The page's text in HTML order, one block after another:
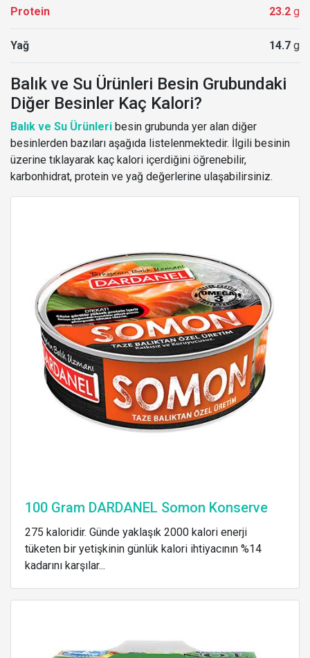
Protein 23.2 g
Yağ 14.7 g
Balık ve Su Ürünleri Besin Grubundaki
Diğer Besinler Kaç Kalori?
Balık ve Su Ürünleri besin grubunda yer alan diğer
besinlerden bazıları aşağıda listelenmektedir. İlgili besinin
üzerine tıklayarak kaç kalori içerdiğini öğrenebilir,
karbonhidrat, protein ve yağ değerlerine ulaşabilirsiniz.
100 Gram DARDANEL Somon Konserve
275 kaloridir. Günde yaklaşık 2000 kalori enerji
tüketen bir yetişkinin günlük kalori ihtiyacının %14
kadarını karşılar...